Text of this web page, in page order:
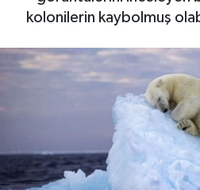
kolonilerin kaybolmuş